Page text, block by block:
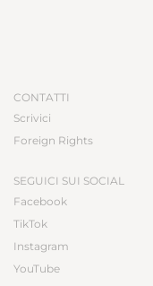
CONTATTI
Scrivici
Foreign Rights
SEGUICI SUI SOCIAL
Facebook
TikTok
Instagram
YouTube